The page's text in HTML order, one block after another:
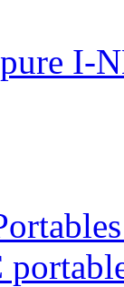
I-